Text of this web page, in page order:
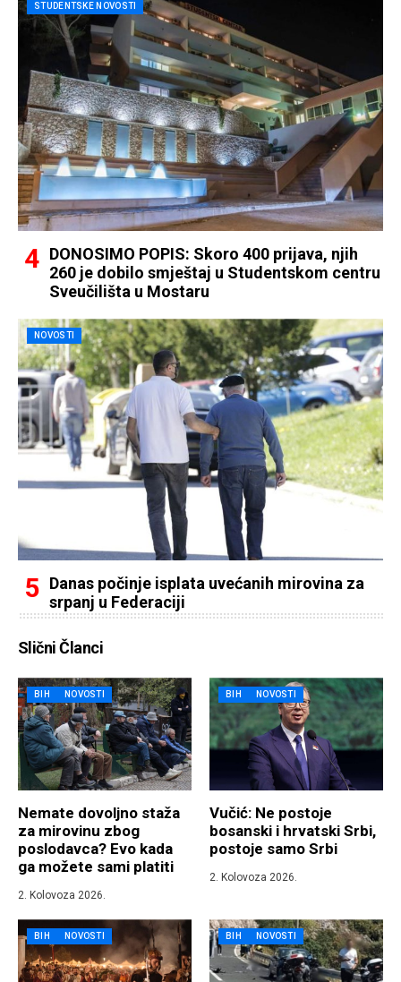
STUDENTSKE NOVOSTI
DONOSIMO POPIS: Skoro 400 prijava, njih
260 je dobilo smještaj u Studentskom centru
Sveučilišta u Mostaru
NOVOSTI
Danas počinje isplata uvećanih mirovina za
srpanj u Federaciji
Slični Članci
BIH NOVOSTI
Nemate dovoljno staža
za mirovinu zbog
poslodavca? Evo kada
ga možete sami platiti
2. Kolovoza 2026.
BIH NOVOSTI
Vučić: Ne postoje
bosanski i hrvatski Srbi,
postoje samo Srbi
2. Kolovoza 2026.
BIH NOVOSTI BIH NOVOSTI